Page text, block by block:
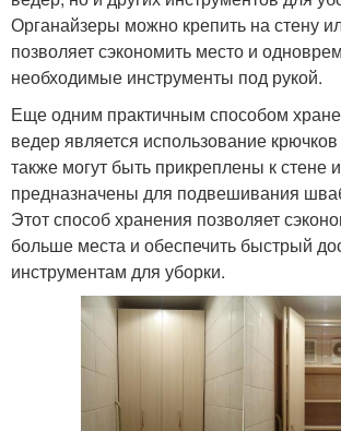
Органайзеры можно крепить на стену
позволяет сэкономить место и
необходимые инструменты под рукой.
Еще одним практичным способом
ведер является использование
также могут быть прикреплены к стене
предназначены для подвешивания
Этот способ хранения позволяет
больше места и обеспечить быстрый
инструментам для уборки.